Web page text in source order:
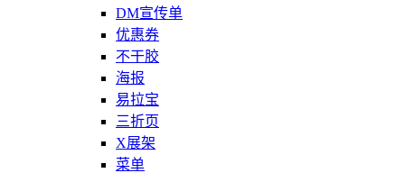
DM宣传单
优惠券
不干胶
海报
易拉宝
三折页
X展架
菜单